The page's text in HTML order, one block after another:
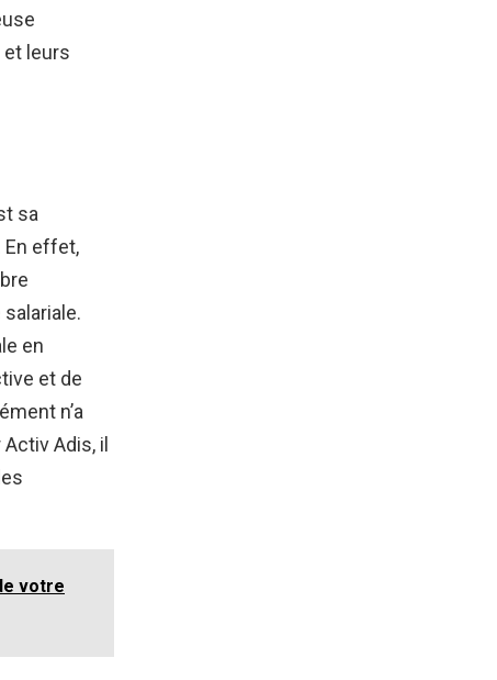
et leurs
sa
En effet,
en
et de
n’a
Adis, il
votre